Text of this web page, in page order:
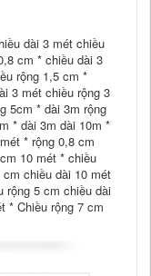
dài 3 mét chiều
cm * chiều dài 3
rộng 1,5 cm *
3 mét chiều rộng 3
5cm * dài 3m rộng
* dài 3m dài 10m *
* rộng 0,8 cm
10 mét * chiều
chiều dài 10 mét
rộng 5 cm chiều dài
* Chiều rộng 7 cm